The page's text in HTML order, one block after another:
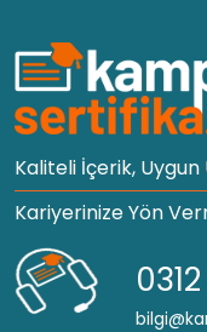
Kaliteli İçerik,
Kariyerinize Yön